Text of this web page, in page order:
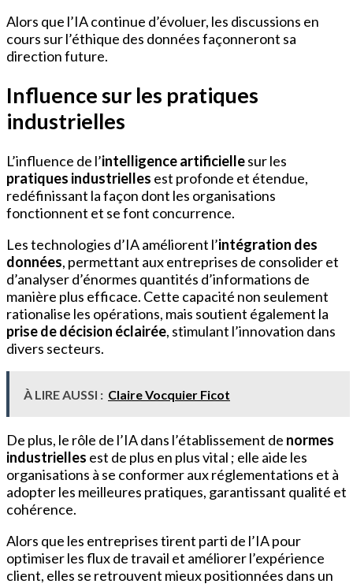
Alors que l’IA continue d’évoluer, les discussions en
cours sur l’éthique des données façonneront sa
direction future.
Influence sur les pratiques
industrielles
L’influence de l’intelligence artificiellesur les
pratiques industrielles est profonde et étendue,
redéfinissant la façon dont les organisations
fonctionnent et se font concurrence.
Les technologies d’IA améliorent l’intégration des
données, permettant aux entreprises de consolider et
d’analyser d’énormes quantités d’informations de
manière plus efficace. Cette capacité non seulement
rationalise les opérations, mais soutient également la
prise de décision éclairée, stimulant l’innovation dans
divers secteurs.
À LIRE AUSSI : Claire Vocquier Ficot
De plus, le rôle de l’IA dans l’établissement de normes
industrielles est de plus en plus vital ; elle aide les
organisations à se conformer aux réglementations et à
adopter les meilleures pratiques, garantissant qualité et
cohérence.
Alors que les entreprises tirent parti de l’IA pour
optimiser les flux de travail et améliorer l’expérience
client, elles se retrouvent mieux positionnées dans un